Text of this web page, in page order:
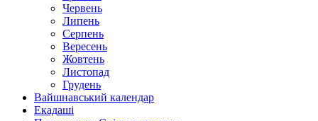
Червень
Липень
Серпень
Вересень
Жовтень
Листопад
Грудень
Вайшнавський календар
Екадаші